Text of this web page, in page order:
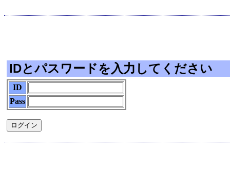
IDとパスワードを入力してください
ID
Pass